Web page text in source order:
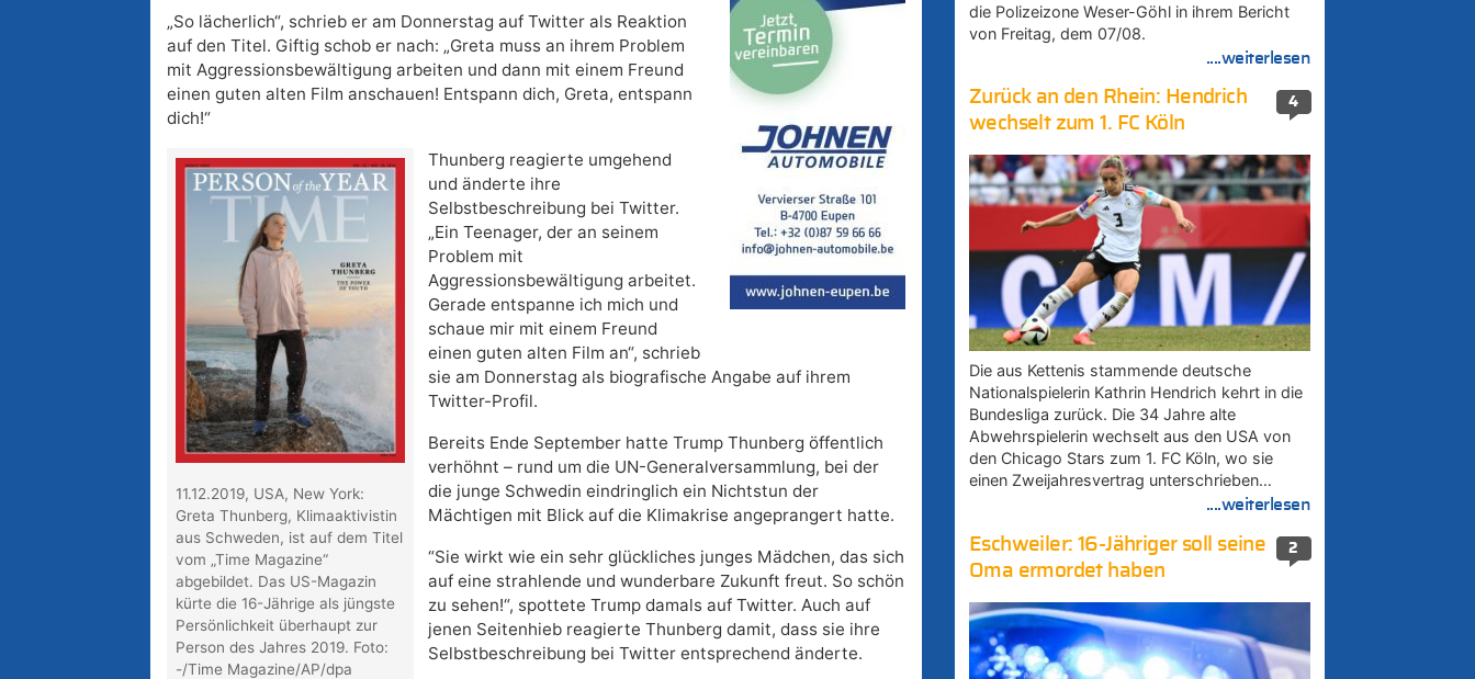
„So lächerlich“, schrieb er am Donnerstag auf Twitter als Reaktion
auf den Titel. Giftig schob er nach: „Greta muss an ihrem Problem
mit Aggressionsbewältigung arbeiten und dann mit einem Freund
einen guten alten Film anschauen! Entspann dich, Greta, entspann
dich!“
11.12.2019, USA, New York:
Greta Thunberg, Klimaaktivistin
aus Schweden, ist auf dem Titel
vom „Time Magazine“
abgebildet. Das US-Magazin
kürte die 16-Jährige als jüngste
Persönlichkeit überhaupt zur
Person des Jahres 2019. Foto:
-/Time Magazine/AP/dpa
Thunberg reagierte umgehend
und änderte ihre
Selbstbeschreibung bei Twitter.
„Ein Teenager, der an seinem
Problem mit
Aggressionsbewältigung arbeitet.
Gerade entspanne ich mich und
schaue mir mit einem Freund
einen guten alten Film an“, schrieb
sie am Donnerstag als biografische Angabe auf ihrem
Twitter-Profil.
Bereits Ende September hatte Trump Thunberg öffentlich
verhöhnt – rund um die UN-Generalversammlung, bei der
die junge Schwedin eindringlich ein Nichtstun der
Mächtigen mit Blick auf die Klimakrise angeprangert hatte.
“Sie wirkt wie ein sehr glückliches junges Mädchen, das sich
auf eine strahlende und wunderbare Zukunft freut. So schön
zu sehen!“, spottete Trump damals auf Twitter. Auch auf
jenen Seitenhieb reagierte Thunberg damit, dass sie ihre
Selbstbeschreibung bei Twitter entsprechend änderte.
die Polizeizone Weser-Göhl in ihrem Bericht
von Freitag, dem 07/08.
....weiterlesen
4
Zurück an den Rhein: Hendrich
wechselt zum 1. FC Köln
Die aus Kettenis stammende deutsche
Nationalspielerin Kathrin Hendrich kehrt in die
Bundesliga zurück. Die 34 Jahre alte
Abwehrspielerin wechselt aus den USA von
den Chicago Stars zum 1. FC Köln, wo sie
einen Zweijahresvertrag unterschrieben…
....weiterlesen
2
Eschweiler: 16-Jähriger soll seine
Oma ermordet haben